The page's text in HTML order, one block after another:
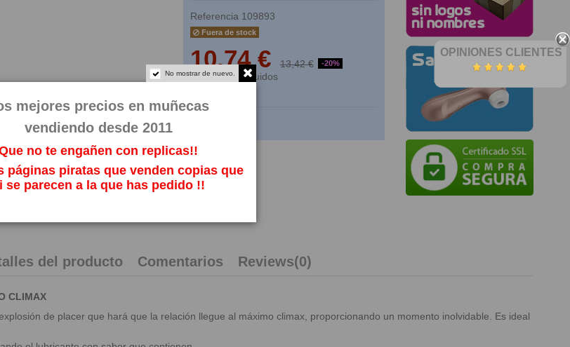
Referencia 109893
Fuera de stock
10,74 € 13,42 € -20%
Impuestos incluidos
del producto Comentarios Reviews(0)
CLIMAX
de placer que hará que la relación llegue al máximo climax, proporcionando un momento inolvidable. Es ideal
OPINIONES CLIENTES
No mostrar de nuevo.
mejores precios en muñecas
vendiendo desde 2011
no te engañen con replicas!!
páginas piratas que venden copias que
se parecen a la que has pedido !!